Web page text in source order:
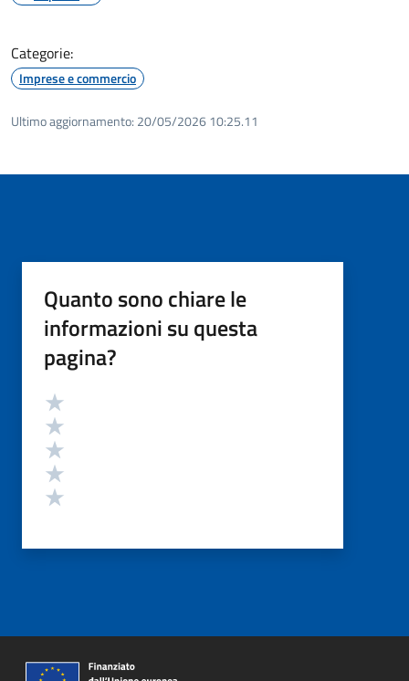
Categorie:
Imprese e commercio
Ultimo aggiornamento: 20/05/2026 10:25.11
Quanto sono chiare le
informazioni su questa
pagina?
Valutazione